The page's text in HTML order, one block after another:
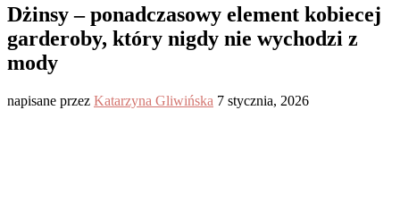
Dżinsy – ponadczasowy element kobiecej
garderoby, który nigdy nie wychodzi z
mody
napisane przez Katarzyna Gliwińska 7 stycznia, 2026